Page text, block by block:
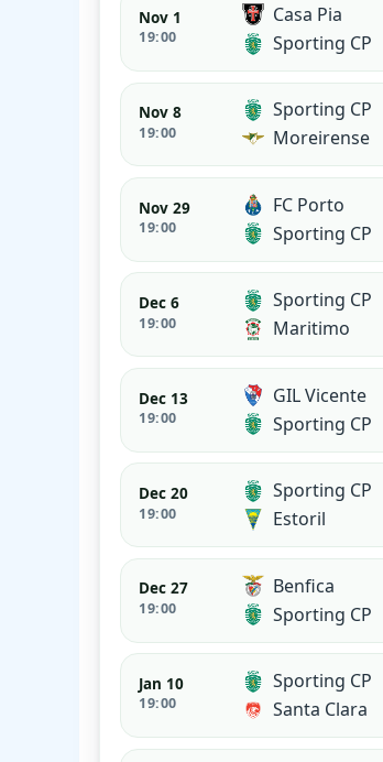
Nov 1
19:00
Casa Pia
Sporting CP
Nov 8
19:00
Sporting CP
Moreirense
Nov 29
19:00
FC Porto
Sporting CP
Dec 6
19:00
Sporting CP
Maritimo
Dec 13
19:00
GIL Vicente
Sporting CP
Dec 20
19:00
Sporting CP
Estoril
Dec 27
19:00
Benfica
Sporting CP
Jan 10
19:00
Sporting CP
Santa Clara